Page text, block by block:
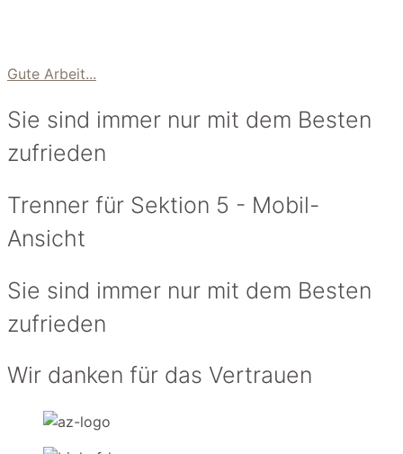
Gute Arbeit...
Sie sind immer nur mit dem Besten
zufrieden
Trenner für Sektion 5 - Mobil-
Ansicht
Sie sind immer nur mit dem Besten
zufrieden
Wir danken für das Vertrauen